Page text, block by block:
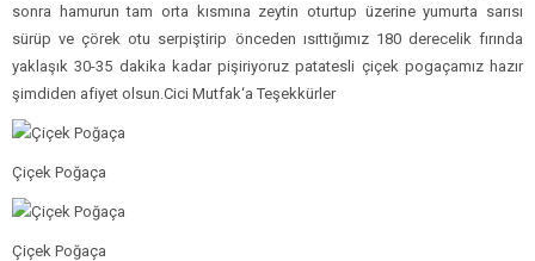
sonra hamurun tam orta kısmına zeytin oturtup üzerine yumurta sarısı
sürüp ve çörek otu serpiştirip önceden ısıttığımız 180 derecelik fırında
yaklaşık 30-35 dakika kadar pişiriyoruz patatesli çiçek pogaçamız hazır
şimdiden afiyet olsun.Cici Mutfak‘a Teşekkürler
Çiçek Poğaça
Çiçek Poğaça